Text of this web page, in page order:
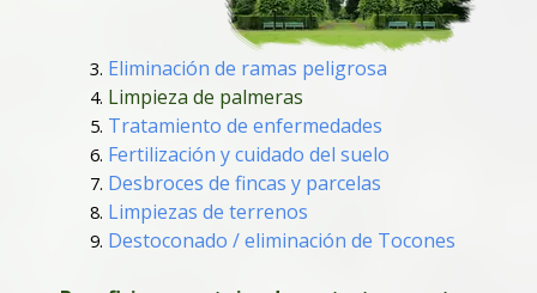
Eliminación de ramas peligrosa
Limpieza de palmeras
Tratamiento de enfermedades
Fertilización y cuidado del suelo
Desbroces de fincas y parcelas
Limpiezas de terrenos
Destoconado / eliminación de Tocones